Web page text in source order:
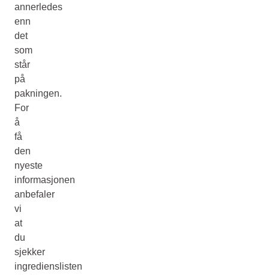
annerledes
enn
det
som
står
på
pakningen.
For
å
få
den
nyeste
informasjonen
anbefaler
vi
at
du
sjekker
ingredienslisten